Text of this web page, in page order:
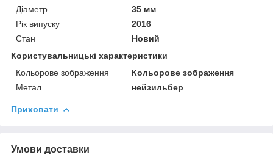
Діаметр
35 мм
Рік випуску
2016
Стан
Новий
Користувальницькі характеристики
Кольорове зображення
Кольорове зображення
Метал
нейзильбер
Приховати
Умови доставки